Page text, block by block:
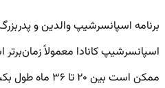
اسپانسرشیپ کانادا معمولاً
ممکن است بین ۲۰